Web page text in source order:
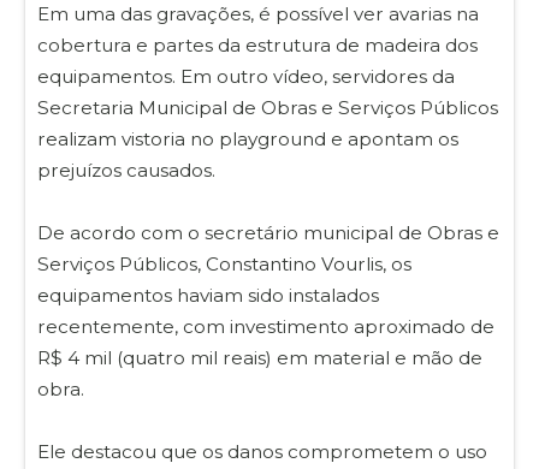
Em uma das gravações, é possível ver avarias na
cobertura e partes da estrutura de madeira dos
equipamentos. Em outro vídeo, servidores da
Secretaria Municipal de Obras e Serviços Públicos
realizam vistoria no playground e apontam os
prejuízos causados.
De acordo com o secretário municipal de Obras e
Serviços Públicos, Constantino Vourlis, os
equipamentos haviam sido instalados
recentemente, com investimento aproximado de
R$ 4 mil (quatro mil reais) em material e mão de
obra.
Ele destacou que os danos comprometem o uso